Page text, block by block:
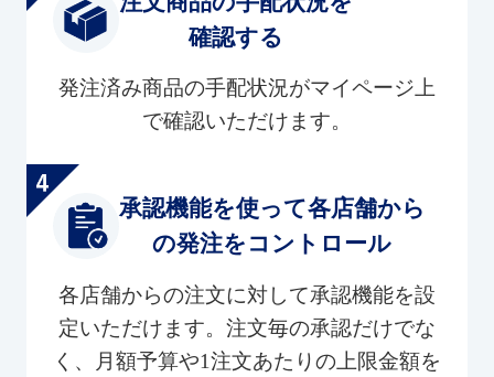
確認する
発注済み商品の手配状況がマイページ上
で確認いただけます。
承認機能を使って各店舗から
の発注をコントロール
各店舗からの注文に対して承認機能を設
定いただけます。注文毎の承認だけでな
く、月額予算や1注文あたりの上限金額を